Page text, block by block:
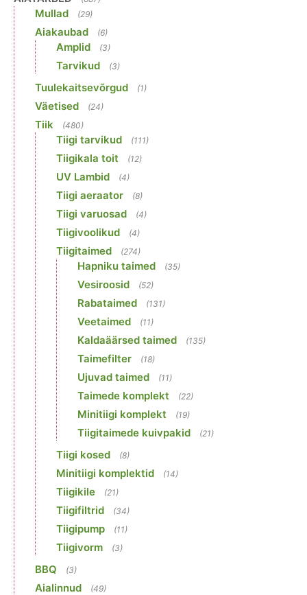
Mullad (29)
Aiakaubad (6)
Amplid (3)
Tarvikud (3)
Tuulekaitsevõrgud (1)
Väetised (24)
Tiik (480)
Tiigi tarvikud (111)
Tiigikala toit (12)
UV Lambid (4)
Tiigi aeraator (8)
Tiigi varuosad (4)
Tiigivoolikud (4)
Tiigitaimed (274)
Hapniku taimed (35)
Vesiroosid (52)
Rabataimed (131)
Veetaimed (11)
Kaldaäärsed taimed (135)
Taimefilter (18)
Ujuvad taimed (11)
Taimede komplekt (22)
Minitiigi komplekt (19)
Tiigitaimede kuivpakid (21)
Tiigi kosed (8)
Minitiigi komplektid (14)
Tiigikile (21)
Tiigifiltrid (34)
Tiigipump (11)
Tiigivorm (3)
BBQ (3)
Aialinnud (49)